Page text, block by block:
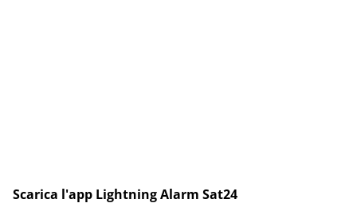
Scarica l'app Lightning Alarm Sat24